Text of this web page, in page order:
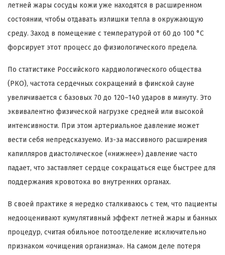
летней жары сосуды кожи уже находятся в расширенном
состоянии, чтобы отдавать излишки тепла в окружающую
среду. Заход в помещение с температурой от 60 до 100 °C
форсирует этот процесс до физиологического предела.
По статистике Российского кардиологического общества
(РКО), частота сердечных сокращений в финской сауне
увеличивается с базовых 70 до 120–140 ударов в минуту. Это
эквивалентно физической нагрузке средней или высокой
интенсивности. При этом артериальное давление может
вести себя непредсказуемо. Из-за массивного расширения
капилляров диастолическое («нижнее») давление часто
падает, что заставляет сердце сокращаться еще быстрее для
поддержания кровотока во внутренних органах.
В своей практике я нередко сталкиваюсь с тем, что пациенты
недооценивают кумулятивный эффект летней жары и банных
процедур, считая обильное потоотделение исключительно
признаком «очищения организма». На самом деле потеря